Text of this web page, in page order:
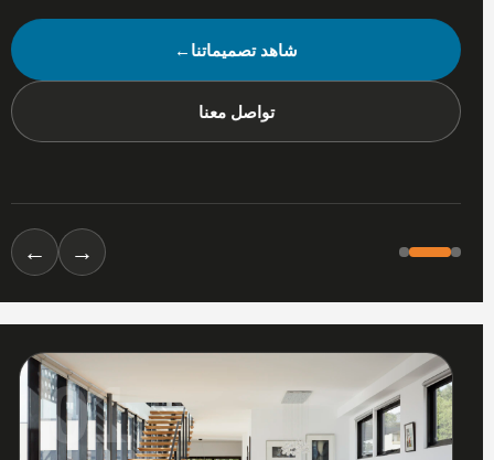
شاهد تصميماتنا←
تواصل معنا
→
←
01